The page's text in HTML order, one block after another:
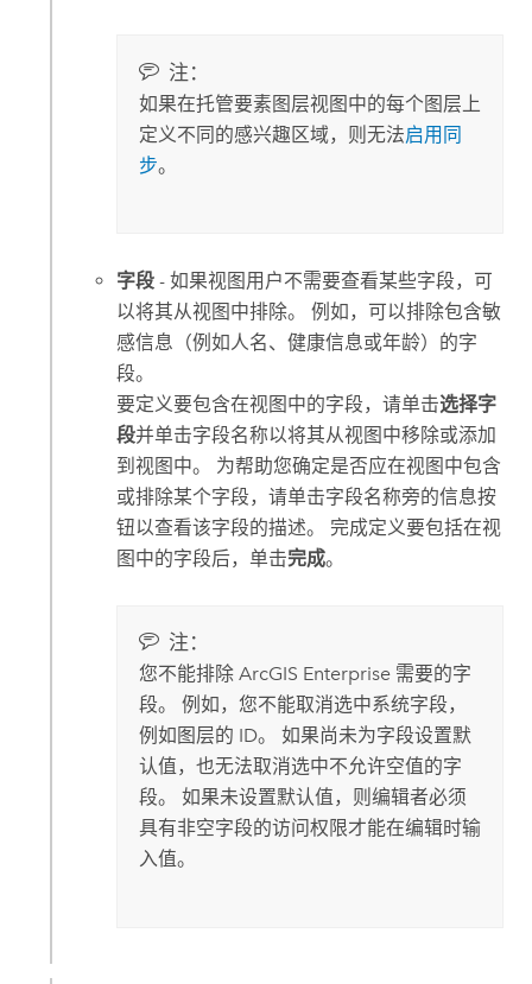
注：
如果在托管要素图层视图中的每个图层上
定义不同的感兴趣区域，则无法启用同
步。
字段 - 如果视图用户不需要查看某些字段，可
以将其从视图中排除。 例如，可以排除包含敏
感信息（例如人名、健康信息或年龄）的字
段。
要定义要包含在视图中的字段，请单击选择字
段并单击字段名称以将其从视图中移除或添加
到视图中。 为帮助您确定是否应在视图中包含
或排除某个字段，请单击字段名称旁的信息按
钮以查看该字段的描述。 完成定义要包括在视
图中的字段后，单击完成。
注：
您不能排除 ArcGIS Enterprise需要的字
段。 例如，您不能取消选中系统字段，
例如图层的 ID。 如果尚未为字段设置默
认值，也无法取消选中不允许空值的字
段。 如果未设置默认值，则编辑者必须
具有非空字段的访问权限才能在编辑时输
入值。